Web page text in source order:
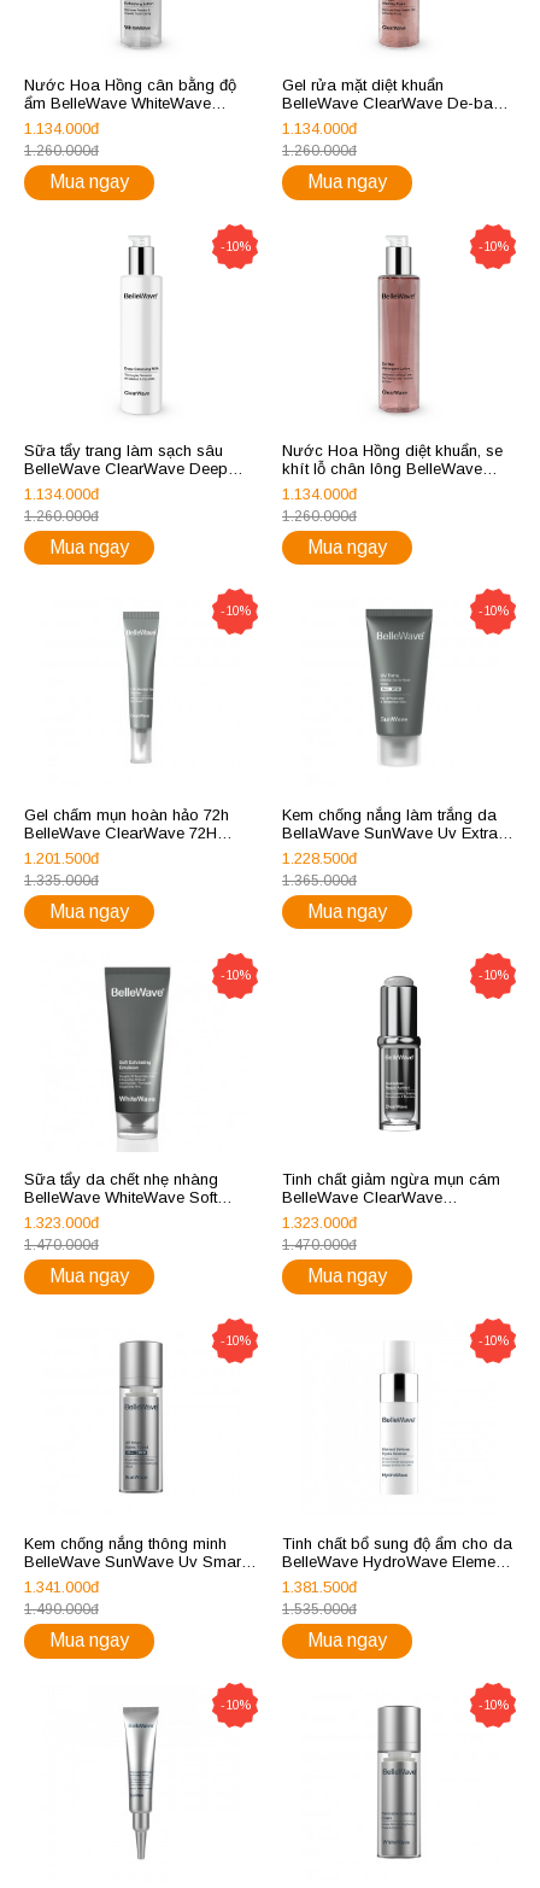
Nước Hoa Hồng cân bằng độ
ẩm BelleWave WhiteWave
Refreshing Lotion
1.134.000đ
1.260.000đ
Mua ngay
Gel rửa mặt diệt khuẩn
BelleWave ClearWave De-bac
Washing Foam
1.134.000đ
1.260.000đ
Mua ngay
-10%
Sữa tẩy trang làm sạch sâu
BelleWave ClearWave Deep
Cleansing Milk
1.134.000đ
1.260.000đ
Mua ngay
-10%
Nước Hoa Hồng diệt khuẩn, se
khít lỗ chân lông BelleWave
ClearWave De-bac Astringent
Lotion
1.134.000đ
1.260.000đ
Mua ngay
-10%
Gel chấm mụn hoàn hảo 72h
BelleWave ClearWave 72H
Blemish Spot Clarifier
1.201.500đ
1.335.000đ
Mua ngay
-10%
Kem chống nắng làm trắng da
BellaWave SunWave Uv Extra
DNA De-tox UV Block (White)
(Spf 45/pa+++)
1.228.500đ
1.365.000đ
Mua ngay
-10%
Sữa tẩy da chết nhẹ nhàng
BelleWave WhiteWave Soft
Exfoliating Emulsion
1.323.000đ
1.470.000đ
Mua ngay
-10%
Tinh chất giảm ngừa mụn cám
BelleWave ClearWave
Comedone Repair Activist
1.323.000đ
1.470.000đ
Mua ngay
-10%
Kem chống nắng thông minh
BelleWave SunWave Uv Smart
(Matte, Tinted) (SPF 30/pa+++)
1.341.000đ
1.490.000đ
Mua ngay
-10%
Tinh chất bổ sung độ ẩm cho da
BelleWave HydroWave Element
Defense Hydra Essence
1.381.500đ
1.535.000đ
Mua ngay
-10% -10%